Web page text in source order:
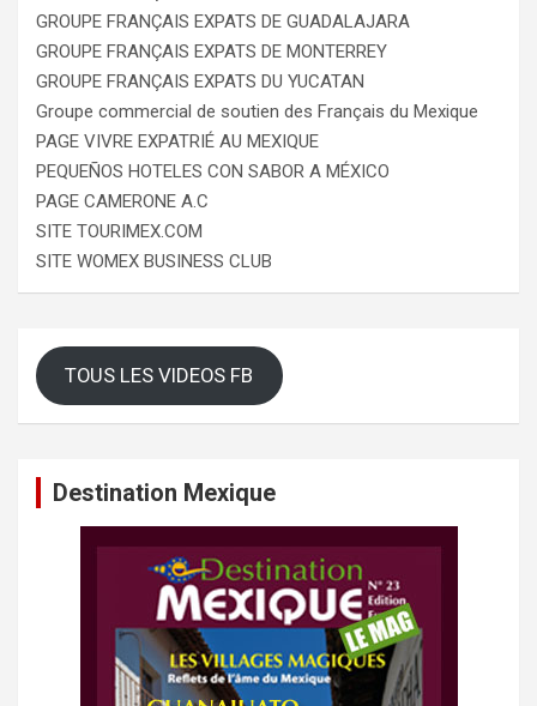
GROUPE FRANÇAIS EXPATS DE GUADALAJARA
GROUPE FRANÇAIS EXPATS DE MONTERREY
GROUPE FRANÇAIS EXPATS DU YUCATAN
Groupe commercial de soutien des Français du Mexique
PAGE VIVRE EXPATRIÉ AU MEXIQUE
PEQUEÑOS HOTELES CON SABOR A MÉXICO
PAGE CAMERONE A.C
SITE TOURIMEX.COM
SITE WOMEX BUSINESS CLUB
TOUS LES VIDEOS FB
Destination Mexique